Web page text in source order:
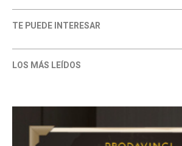
TE PUEDE INTERESAR
LOS MÁS LEÍDOS